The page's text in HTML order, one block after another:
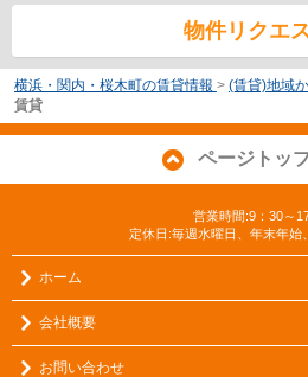
物件リクエ
横浜・関内・桜木町の賃貸情報 > (賃貸)地域
賃貸
ページトッ
営業時間:9：30～
定休日:毎週水曜日、年末年始
ホーム
会社概要
お問い合わせ